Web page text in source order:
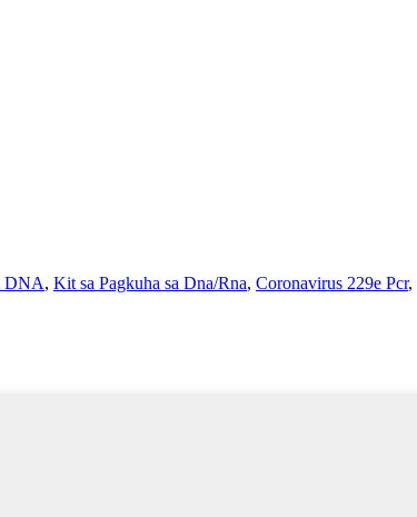
DNA, Kit sa Pagkuha sa Dna/Rna, Coronavirus 229e Pcr,